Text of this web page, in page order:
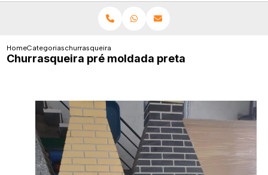
HomeCategoriaschurrasqueira pre moldada preta
Churrasqueira pré moldada preta